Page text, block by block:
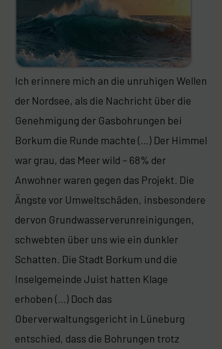
Ich erinnere mich an die unruhigen Wellen
der Nordsee, als die Nachricht über die
Genehmigung der Gasbohrungen bei
Borkum die Runde machte (…) Der Himmel
war grau, das Meer wild – 68% der
Anwohner waren gegen das Projekt. Die
Ängste vor Umweltschäden, insbesondere
dervon Grundwasserverunreinigungen,
schwebten über uns wie ein dunkler
Schatten. Die Stadt Borkum und die
Inselgemeinde Juist hatten Klage
erhoben (…) Doch das
Oberverwaltungsgericht in Lüneburg
entschied, dass die Bohrungen trotz